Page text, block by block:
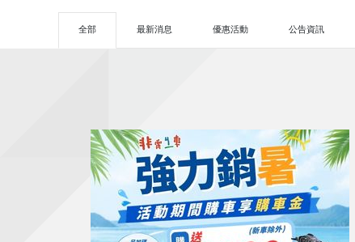
全部 最新消息 優惠活動 公告資訊